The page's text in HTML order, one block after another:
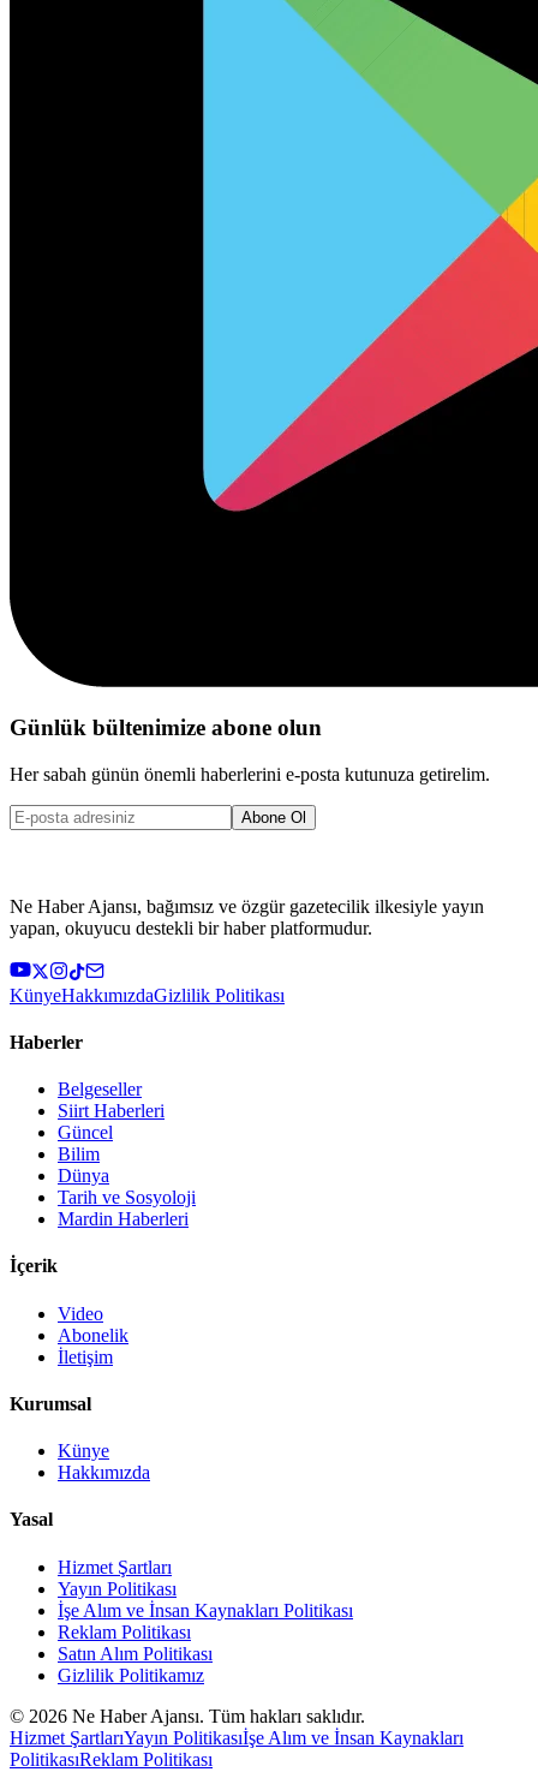
Günlük bültenimize abone olun
Her sabah günün önemli haberlerini e-posta kutunuza getirelim.
Abone Ol
Ne Haber Ajansı, bağımsız ve özgür gazetecilik ilkesiyle yayın
yapan, okuyucu destekli bir haber platformudur.
KünyeHakkımızdaGizlilik Politikası
Haberler
Belgeseller
Siirt Haberleri
Güncel
Bilim
Dünya
Tarih ve Sosyoloji
Mardin Haberleri
İçerik
Video
Abonelik
İletişim
Kurumsal
Künye
Hakkımızda
Yasal
Hizmet Şartları
Yayın Politikası
İşe Alım ve İnsan Kaynakları Politikası
Reklam Politikası
Satın Alım Politikası
Gizlilik Politikamız
© 2026 Ne Haber Ajansı. Tüm hakları saklıdır.
Hizmet ŞartlarıYayın Politikasıİşe Alım ve İnsan Kaynakları
PolitikasıReklam Politikası